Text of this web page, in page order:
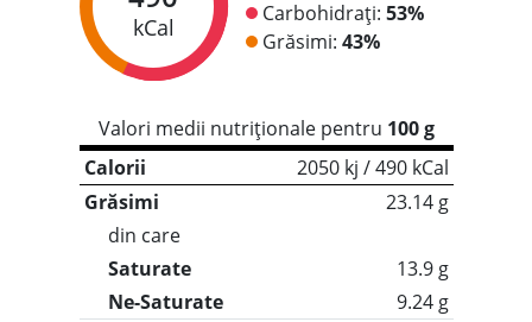
kCal
Carbohidrați: 53%
Grăsimi: 43%
Valori medii nutriționale pentru 100 g
Calorii
2050 kj / 490 kCal
Grăsimi
23.14 g
din care
Saturate
13.9 g
Ne-Saturate
9.24 g